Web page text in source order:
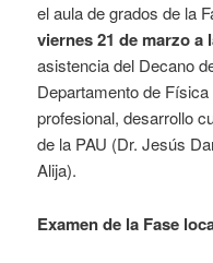
el aula de grados de la
viernes 21 de marzo a
asistencia del Decano
Departamento de
profesional, desarrollo
de la PAU (Dr. Jesús
Alija).
Examen de la Fase